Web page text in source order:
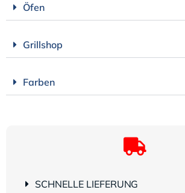
Öfen
Grillshop
Farben
SCHNELLE LIEFERUNG